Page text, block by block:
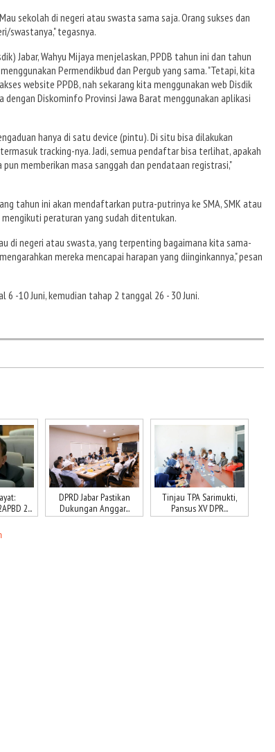
sekolah di negeri atau swasta sama saja. Orang sukses dan
swastanya," tegasnya.
Jabar, Wahyu Mijaya menjelaskan, PPDB tahun ini dan tahun
Permendikbud dan Pergub yang sama. "Tetapi, kita
website PPDB, nah sekarang kita menggunakan web Disdik
dengan Diskominfo Provinsi Jawa Barat menggunakan aplikasi
hanya di satu device (pintu). Di situ bisa dilakukan
tracking-nya. Jadi, semua pendaftar bisa terlihat, apakah
memberikan masa sanggah dan pendataan registrasi,"
tahun ini akan mendaftarkan putra-putrinya ke SMA, SMK atau
peraturan yang sudah ditentukan.
di negeri atau swasta, yang terpenting bagaimana kita sama-
mereka mencapai harapan yang diinginkannya," pesan
-10 Juni, kemudian tahap 2 tanggal 26 - 30 Juni.
2...
DPRD Jabar Pastikan
Dukungan Anggar...
Tinjau TPA Sarimukti,
Pansus XV DPR...